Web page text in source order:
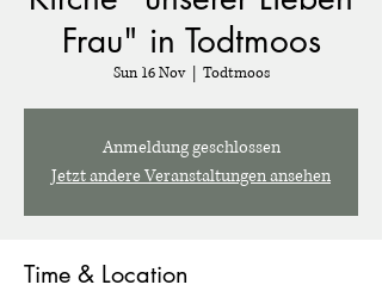
Frau" in Todtmoos
Sun 16 Nov
  |
Todtmoos
Anmeldung geschlossen
Jetzt andere Veranstaltungen ansehen
Time & Location